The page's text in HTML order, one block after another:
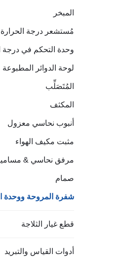
المبخر
مُستشعر درجة الحرارة
وحدة التحكم في درجة
لوحة الدوائر
المُتَصَلِّب
المكثف
أنبوب نحاسي معزول
مثبت مكيف الهواء
مرفق نحاسي &
صمام
شفرة المروحة ووحدة
قطع غيار الثلاجة
أدوات القياس والتبريد